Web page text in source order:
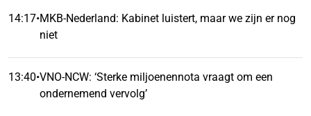
14:17•MKB-Nederland: Kabinet luistert, maar we zijn er nog
niet
13:40•VNO-NCW: ‘Sterke miljoenennota vraagt om een
ondernemend vervolg’